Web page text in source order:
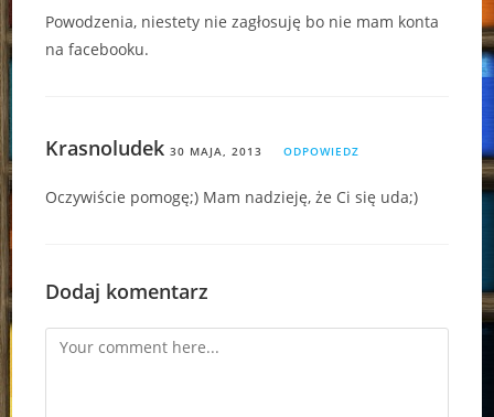
Powodzenia, niestety nie zagłosuję bo nie mam konta
na facebooku.
Krasnoludek 30 MAJA, 2013 ODPOWIEDZ
Oczywiście pomogę;) Mam nadzieję, że Ci się uda;)
Dodaj komentarz
Comment